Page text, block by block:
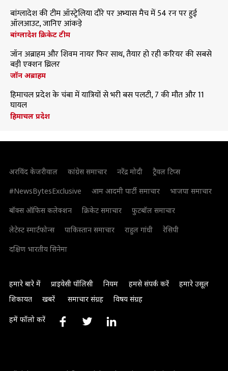
बांग्लादेश की टीम ऑस्ट्रेलिया दौरे पर अभ्यास मैच में 54 रन पर हुई
ऑलआउट, जानिए आंकड़े
बांग्लादेश क्रिकेट टीम
जॉन अब्राहम और शिवम नायर फिर साथ, तैयार हो रही करियर की सबसे
बड़ी एक्शन थ्रिलर
जॉन अब्राहम
हिमाचल प्रदेश के चंबा में यात्रियों से भरी बस पलटी, 7 की मौत और 11
घायल
हिमाचल प्रदेश
अरविंद केजरीवाल कांग्रेस समाचार नरेंद्र मोदी
ट्रैवल टिप्स
#NewsBytesExclusive
आम आदमी पार्टी समाचार
भाजपा समाचार
बॉक्स ऑफिस कलेक्शन
क्रिकेट समाचार
फुटबॉल समाचार
लेटेस्ट स्मार्टफोन्स
पाकिस्तान समाचार राहुल गांधी
रेसिपी
दक्षिण भारतीय सिनेमा
हमारे बारे में प्राइवेसी पॉलिसी नियम हमसे संपर्क करें
हमारे उसूल
शिकायत
खबरें समाचार संग्रह विषय संग्रह
हमें फॉलो करें